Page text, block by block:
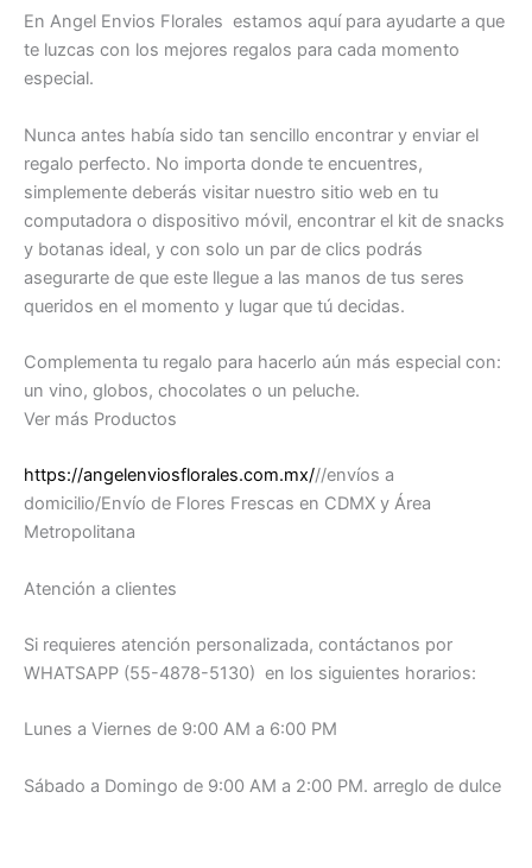
En Angel Envios Florales estamos aquí para ayudarte a que
te luzcas con los mejores regalos para cada momento
especial.
Nunca antes había sido tan sencillo encontrar y enviar el
regalo perfecto. No importa donde te encuentres,
simplemente deberás visitar nuestro sitio web en tu
computadora o dispositivo móvil, encontrar el kit de snacks
y botanas ideal, y con solo un par de clics podrás
asegurarte de que este llegue a las manos de tus seres
queridos en el momento y lugar que tú decidas.
Complementa tu regalo para hacerlo aún más especial con:
un vino, globos, chocolates o un peluche.
Ver más Productos
https://angelenviosflorales.com.mx///envíos a
domicilio/Envío de Flores Frescas en CDMX y Área
Metropolitana
Atención a clientes
Si requieres atención personalizada, contáctanos por
WHATSAPP (55-4878-5130) en los siguientes horarios:
Lunes a Viernes de 9:00 AM a 6:00 PM
Sábado a Domingo de 9:00 AM a 2:00 PM. arreglo de dulce